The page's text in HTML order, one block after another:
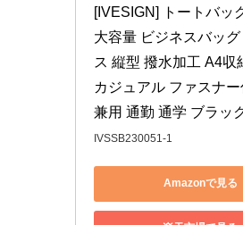
[IVESIGN] トートバッ
大容量 ビジネスバッ
ス 縦型 撥水加工 A4収
カジュアル ファスナ
兼用 通勤 通学 ブラッ
IVSSB230051-1
Amazonで見る